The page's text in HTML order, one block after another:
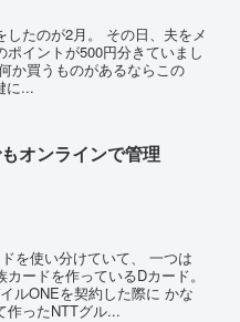
たのが2月。 その日、夫をメ
イントが500円分きていまし
か買うものがあるならこの
に...
オンラインで管理
を使い分けていて、 一つは
ードを作っているDカード。
ルONEを契約した際に かな
作ったNTTグル...